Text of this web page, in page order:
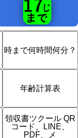
時まで何時間何分？
年齢計算表
領収書ツクール QR
コード、LINE、
PDF、メ